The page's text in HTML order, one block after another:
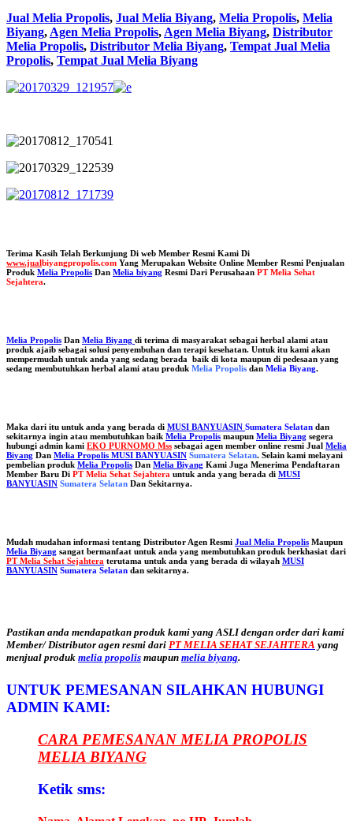
Jual Melia Propolis, Jual Melia Biyang, Melia Propolis, Melia
Biyang, Agen Melia Propolis, Agen Melia Biyang, Distributor
Melia Propolis, Distributor Melia Biyang, Tempat Jual Melia
Propolis, Tempat Jual Melia Biyang
Terima Kasih Telah Berkunjung Di web Member Resmi Kami Di
www.jualbiyangpropolis.com Yang Merupakan Website Online Member Resmi Penjualan
Produk Melia Propolis Dan Melia biyang Resmi Dari Perusahaan PT Melia Sehat
Sejahtera.
Melia Propolis Dan Melia Biyang di terima di masyarakat sebagai herbal alami atau
produk ajaib sebagai solusi penyembuhan dan terapi kesehatan. Untuk itu kami akan
mempermudah untuk anda yang sedang berada baik di kota maupun di pedesaan yang
sedang membutuhkan herbal alami atau produk Melia Propolis dan Melia Biyang.
Maka dari itu untuk anda yang berada di MUSI BANYUASIN Sumatera Selatan dan
sekitarnya ingin atau membutuhkan baik Melia Propolis maupun Melia Biyang segera
hubungi admin kami EKO PURNOMO Mss sebagai agen member online resmi Jual Melia
Biyang Dan Melia Propolis MUSI BANYUASIN Sumatera Selatan. Selain kami melayani
pembelian produk Melia Propolis Dan Melia Biyang Kami Juga Menerima Pendaftaran
Member Baru Di PT Melia Sehat Sejahtera untuk anda yang berada di MUSI
BANYUASIN Sumatera Selatan Dan Sekitarnya.
Mudah mudahan informasi tentang Distributor Agen Resmi Jual Melia Propolis Maupun
Melia Biyang sangat bermanfaat untuk anda yang membutuhkan produk berkhasiat dari
PT Melia Sehat Sejahtera terutama untuk anda yang berada di wilayah MUSI
BANYUASIN Sumatera Selatan dan sekitarnya.
Pastikan anda mendapatkan produk kami yang ASLI dengan order dari kami
Member/ Distributor agen resmi dari PT MELIA SEHAT SEJAHTERA yang
menjual produk melia propolis maupun melia biyang.
UNTUK PEMESANAN SILAHKAN HUBUNGI
ADMIN KAMI:
CARA PEMESANAN MELIA PROPOLIS
MELIA BIYANG
Ketik sms: